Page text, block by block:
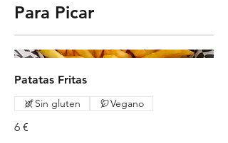
Para Picar
Patatas Fritas
6 €
Sin gluten Vegano